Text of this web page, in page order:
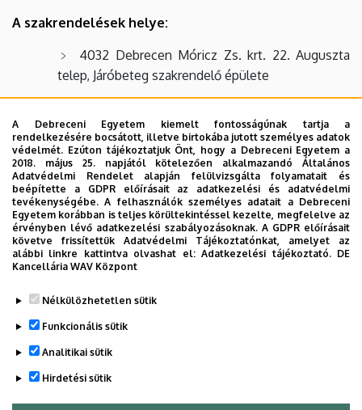
A Debreceni Egyetem kiemelt fontosságúnak tartja a
rendelkezésére bocsátott, illetve birtokába jutott személyes adatok
védelmét. Ezúton tájékoztatjuk Önt, hogy a Debreceni Egyetem a
2018. május 25. napjától kötelezően alkalmazandó Általános
Adatvédelmi Rendelet alapján felülvizsgálta folyamatait és
beépítette a GDPR előírásait az adatkezelési és adatvédelmi
tevékenységébe. A felhasználók személyes adatait a Debreceni
Egyetem korábban is teljes körültekintéssel kezelte, megfelelve az
érvényben lévő adatkezelési szabályozásoknak. A GDPR előírásait
követve frissítettük Adatvédelmi Tájékoztatónkat, amelyet az
alábbi linkre kattintva olvashat el:Adatkezelési tájékoztató. DE
Kancellária WAV Központ
Nélkülözhetetlen sütik
Funkcionális sütik
Analitikai sütik
Hirdetési sütik
A szakrendelések helye:
4032 Debrecen Móricz Zs. krt. 22. Auguszta
telep, Járóbeteg szakrendelő épülete
Általános fizio- és mozgásterápia
Rendelés ideje, helye:
Hétfő-Péntek: 8.00-14.00 óra
Reumatológiai Klinika Fizioterápiás
Egység,4032 Debrecen, Móricz Zs. krt. 22.
Auguszta telep, Főépület II. emelet
Legutóbb frissítve: 2026. 03. 17. 13:32